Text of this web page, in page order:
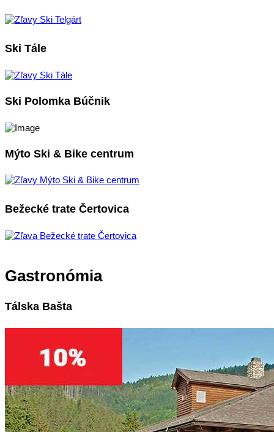
Ski Tále
Ski Polomka Búčnik
Mýto Ski & Bike centrum
Bežecké trate Čertovica
Gastronómia
Tálska Bašta